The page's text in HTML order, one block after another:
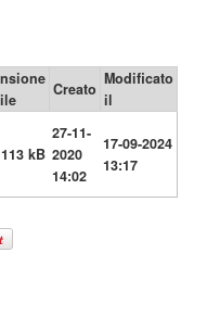
Creato
Modificato
il
kB
27-11-
2020
14:02
17-09-2024
13:17